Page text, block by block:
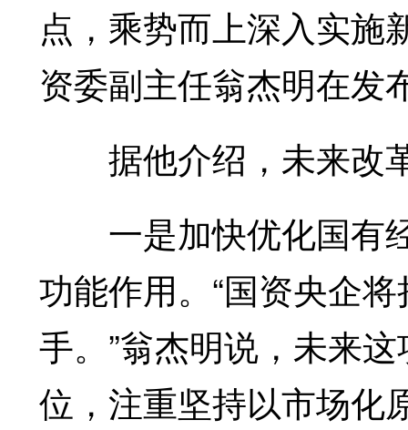
点，乘势而上深入实施
资委副主任翁杰明在发
据他介绍，未来改
一是加快优化国有
功能作用。“国资央企
手。”翁杰明说，未来
位，注重坚持以市场化